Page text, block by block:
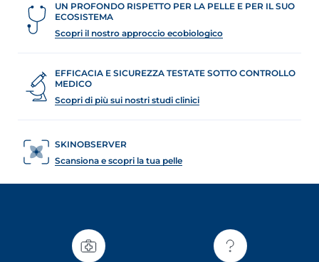
UN PROFONDO RISPETTO PER LA PELLE E PER IL SUO
ECOSISTEMA
Scopri il nostro approccio ecobiologico
EFFICACIA E SICUREZZA TESTATE SOTTO CONTROLLO
MEDICO
Scopri di più sui nostri studi clinici
SKINOBSERVER
Scansiona e scopri la tua pelle